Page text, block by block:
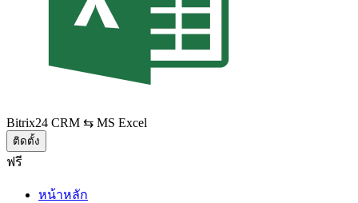
Bitrix24 CRM ⇆ MS Excel
ติดตั้ง
ฟรี
หน้าหลัก